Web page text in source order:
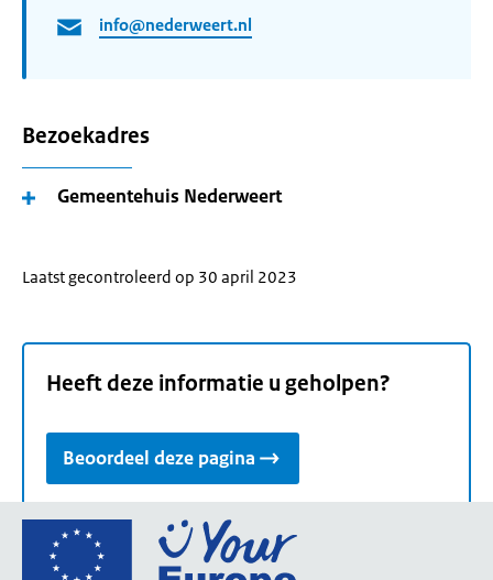
info@nederweert.nl
Bezoekadres
Gemeentehuis Nederweert
Laatst gecontroleerd op 30 april 2023
Heeft deze informatie u geholpen?
Beoordeel deze pagina
Ga